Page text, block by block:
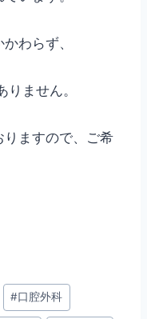
わらず、
ません。
ますので、ご希
#口腔外科